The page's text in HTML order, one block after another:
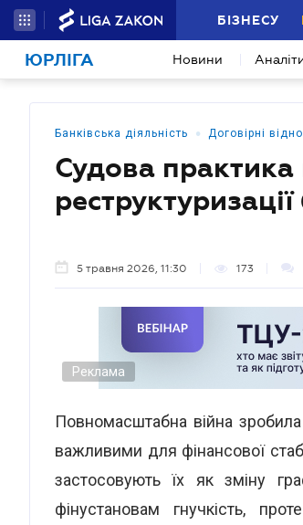
БІЗНЕСУ
ЮРЛІГА Новини
Банківська діяльність • Договірні
Судова практика
реструктуризації
5 травня 2026, 11:30 173
Реклама
Повномасштабна війна зробила
важливими для фінансової
застосовують їх як зміну
фінустановам гнучкість,